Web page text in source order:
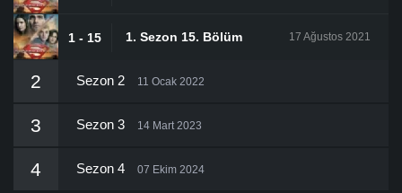
1 - 15 1. Sezon 15. Bölüm 17 Ağustos 2021
2 Sezon 2 11 Ocak 2022
3 Sezon 3 14 Mart 2023
4 Sezon 4 07 Ekim 2024